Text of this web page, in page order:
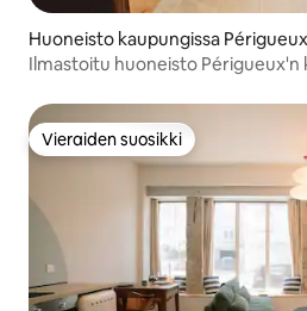
Huoneisto kaupungissa Périgueux
Ilmastoitu huoneisto Périgueux'n
Vieraiden suosikki
Vieraiden suosikki